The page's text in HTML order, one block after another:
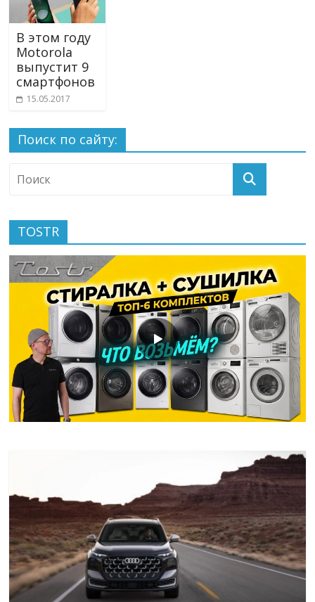
В этом году
Motorola
выпустит 9
смартфонов
15.05.2017
Поиск по сайту:
TOSTR